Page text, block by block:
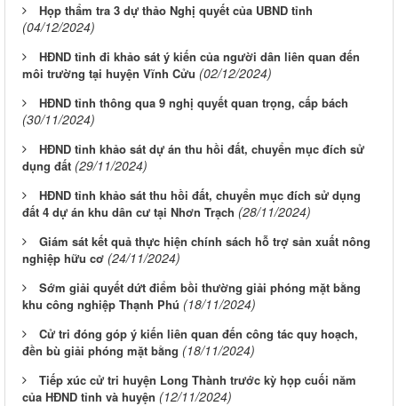
Họp thẩm tra 3 dự thảo Nghị quyết của UBND tỉnh
(04/12/2024)
HĐND tỉnh đi khảo sát ý kiến của người dân liên quan đến
môi trường tại huyện Vĩnh Cửu (02/12/2024)
HĐND tỉnh thông qua 9 nghị quyết quan trọng, cấp bách
(30/11/2024)
HĐND tỉnh khảo sát dự án thu hồi đất, chuyển mục đích sử
dụng đất (29/11/2024)
HĐND tỉnh khảo sát thu hồi đất, chuyển mục đích sử dụng
đất 4 dự án khu dân cư tại Nhơn Trạch (28/11/2024)
Giám sát kết quả thực hiện chính sách hỗ trợ sản xuất nông
nghiệp hữu cơ (24/11/2024)
Sớm giải quyết dứt điểm bồi thường giải phóng mặt bằng
khu công nghiệp Thạnh Phú (18/11/2024)
Cử tri đóng góp ý kiến liên quan đến công tác quy hoạch,
đền bù giải phóng mặt bằng (18/11/2024)
Tiếp xúc cử tri huyện Long Thành trước kỳ họp cuối năm
của HĐND tỉnh và huyện (12/11/2024)